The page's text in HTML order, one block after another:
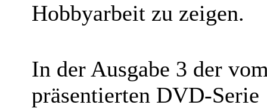
Hobbyarbeit zu zeigen.
In der Ausgabe 3 der
präsentierten DVD-Serie